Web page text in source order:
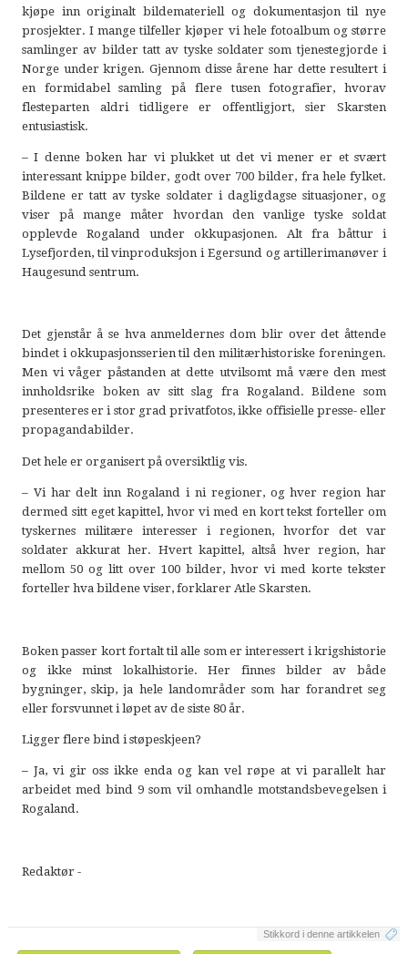
kjøpe inn originalt bildemateriell og dokumentasjon til nye
prosjekter. I mange tilfeller kjøper vi hele fotoalbum og større
samlinger av bilder tatt av tyske soldater som tjenestegjorde i
Norge under krigen. Gjennom disse årene har dette resultert i
en formidabel samling på flere tusen fotografier, hvorav
flesteparten aldri tidligere er offentligjort, sier Skarsten
entusiastisk.
– I denne boken har vi plukket ut det vi mener er et svært
interessant knippe bilder, godt over 700 bilder, fra hele fylket.
Bildene er tatt av tyske soldater i dagligdagse situasjoner, og
viser på mange måter hvordan den vanlige tyske soldat
opplevde Rogaland under okkupasjonen. Alt fra båttur i
Lysefjorden, til vinproduksjon i Egersund og artillerimanøver i
Haugesund sentrum.
Det gjenstår å se hva anmeldernes dom blir over det åttende
bindet i okkupasjonsserien til den militærhistoriske foreningen.
Men vi våger påstanden at dette utvilsomt må være den mest
innholdsrike boken av sitt slag fra Rogaland. Bildene som
presenteres er i stor grad privatfotos, ikke offisielle presse- eller
propagandabilder.
Det hele er organisert på oversiktlig vis.
– Vi har delt inn Rogaland i ni regioner, og hver region har
dermed sitt eget kapittel, hvor vi med en kort tekst forteller om
tyskernes militære interesser i regionen, hvorfor det var
soldater akkurat her. Hvert kapittel, altså hver region, har
mellom 50 og litt over 100 bilder, hvor vi med korte tekster
forteller hva bildene viser, forklarer Atle Skarsten.
Boken passer kort fortalt til alle som er interessert i krigshistorie
og ikke minst lokalhistorie. Her finnes bilder av både
bygninger, skip, ja hele landområder som har forandret seg
eller forsvunnet i løpet av de siste 80 år.
Ligger flere bind i støpeskjeen?
– Ja, vi gir oss ikke enda og kan vel røpe at vi parallelt har
arbeidet med bind 9 som vil omhandle motstandsbevegelsen i
Rogaland.
Redaktør -
Stikkord i denne artikkelen